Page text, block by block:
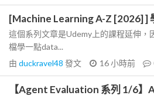
[Machine Learning A-Z [2026] ]
這個系列文章是Udemy上的課程延伸，
檔學一點data...
由 duckravel48 發文 16 小時前
【Agent Evaluation 系列 1/6】